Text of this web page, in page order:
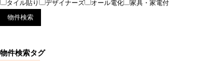
タイル貼り
デザイナーズ オール電化 家具・家電付
物件検索タグ